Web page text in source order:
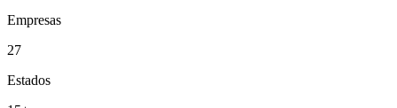
Empresas
27
Estados